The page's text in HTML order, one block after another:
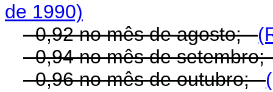
de 1990)
- 0,92 no mês de agosto;
- 0,94 no mês de
- 0,96 no mês de outubro;